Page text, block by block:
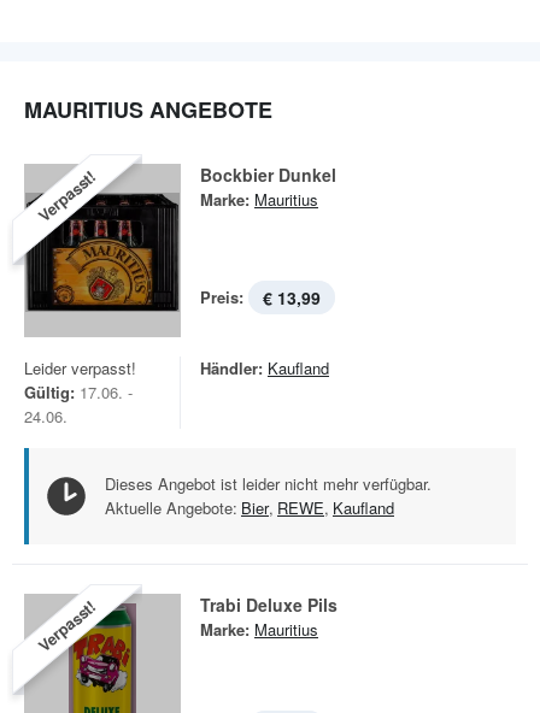
MAURITIUS ANGEBOTE
Verpasst! Bockbier Dunkel
Marke: Mauritius
Preis: € 13,99
Leider verpasst!
Gültig: 17.06. -
24.06.
Händler: Kaufland
Dieses Angebot ist leider nicht mehr verfügbar.
Aktuelle Angebote: Bier, REWE, Kaufland
Verpasst! Trabi Deluxe Pils
Marke: Mauritius